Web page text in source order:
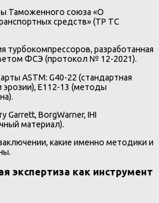
Таможенного союза «О
средств» (ТР ТС
разработанная
ФСЭ (протокол № 12-2021).
ASTM: G40-22 (стандартная
эрозии), E112-13 (методы
BorgWarner, IHI
материал).
какие именно методики и
экспертиза как инструмент